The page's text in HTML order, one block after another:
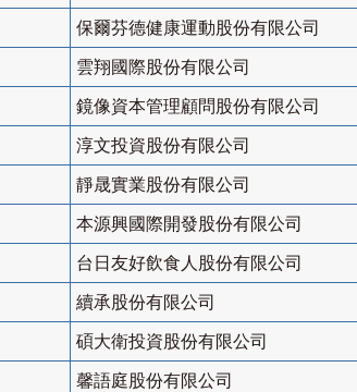
保爾芬德健康運動股份有限公司
雲翔國際股份有限公司
鏡像資本管理顧問股份有限公司
淳文投資股份有限公司
靜晟實業股份有限公司
本源興國際開發股份有限公司
台日友好飲食人股份有限公司
續承股份有限公司
碩大衛投資股份有限公司
馨語庭股份有限公司